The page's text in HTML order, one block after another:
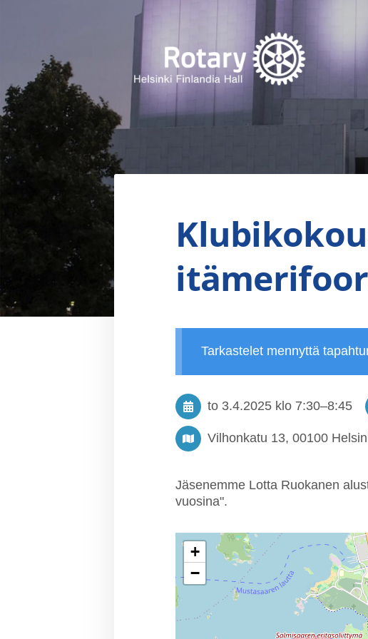
Finlandia Hall Rotaryklubi ry
Tarkastelet mennyttä
to 3.4.2025 klo 7:30–8:45
Vilhonkatu 13, 00100
Jäsenemme Lotta Ruokanen
vuosina".
+
−